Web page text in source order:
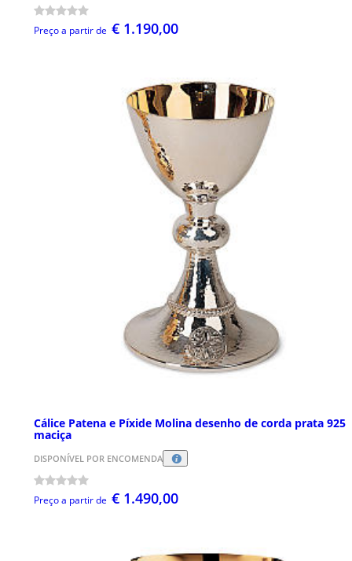
Preço a partir de € 1.190,00
Cálice Patena e Píxide Molina desenho de corda prata 925
maciça
DISPONÍVEL POR ENCOMENDA
Preço a partir de € 1.490,00